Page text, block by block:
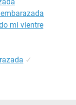
mi vientre
✓